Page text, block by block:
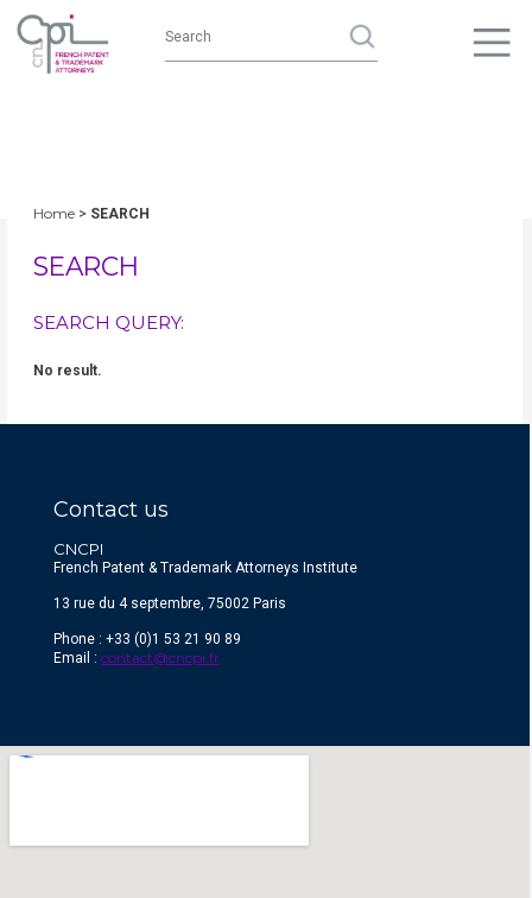
Home> SEARCH
SEARCH
SEARCH QUERY:
No result.
Contact us
CNCPI
French Patent & Trademark Attorneys Institute
13 rue du 4 septembre, 75002 Paris
Phone : +33 (0)1 53 21 90 89
Email : contact@cncpi.fr